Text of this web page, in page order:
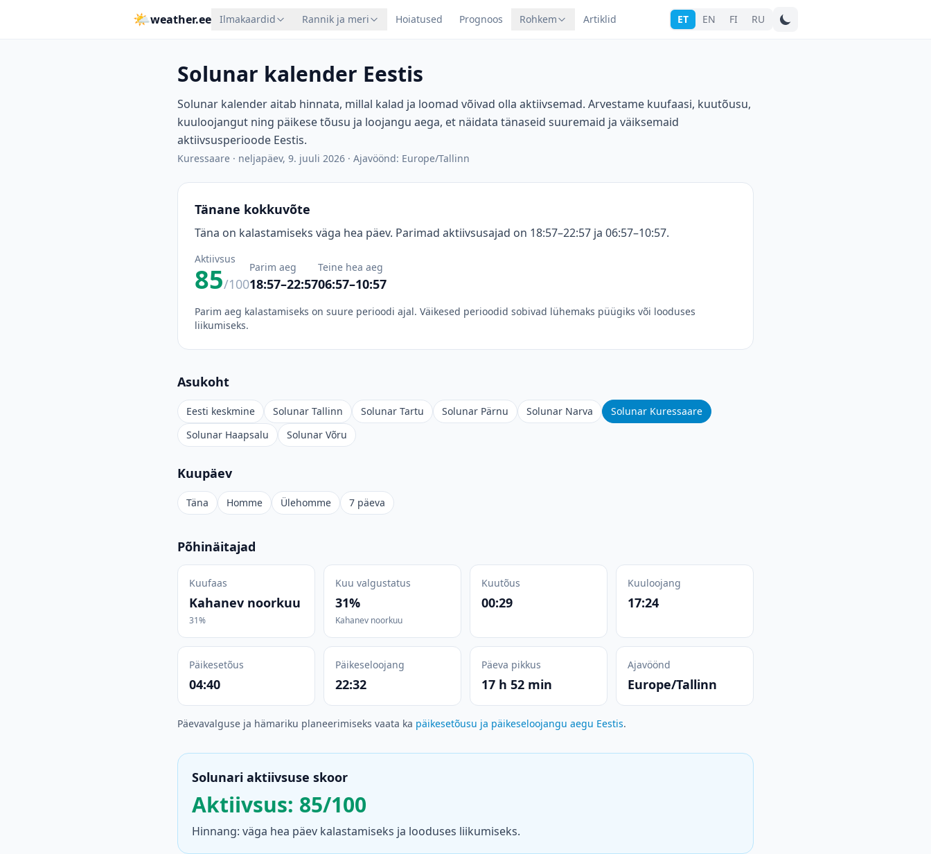
🌤weather.ee Ilmakaardid Rannik ja meri Hoiatused Prognoos Rohkem Artiklid Otsi linna
ET EN FI RU
Solunar kalender Eestis
Solunar kalender aitab hinnata, millal kalad ja loomad võivad olla aktiivsemad. Arvestame kuufaasi, kuutõusu,
kuuloojangut ning päikese tõusu ja loojangu aega, et näidata tänaseid suuremaid ja väiksemaid
aktiivsusperioode Eestis.
Kuressaare · neljapäev, 9. juuli 2026 · Ajavöönd: Europe/Tallinn
Tänane kokkuvõte
Täna on kalastamiseks väga hea päev. Parimad aktiivsusajad on 18:57–22:57 ja 06:57–10:57.
Aktiivsus
85/100
Parim aeg
18:57–22:57
Teine hea aeg
06:57–10:57
Parim aeg kalastamiseks on suure perioodi ajal. Väikesed perioodid sobivad lühemaks püügiks või looduses
liikumiseks.
Asukoht
Eesti keskmine Solunar Tallinn Solunar Tartu Solunar Pärnu Solunar Narva
Solunar Kuressaare
Solunar Haapsalu
Solunar Võru
Kuupäev
Täna Homme Ülehomme 7 päeva
Põhinäitajad
Kuufaas
Kahanev noorkuu
31%
Kuu valgustatus
31%
Kahanev noorkuu
Kuutõus
00:29
Kuuloojang
17:24
Päikesetõus
04:40
Päikeseloojang
22:32
Päeva pikkus
17 h 52 min
Ajavöönd
Europe/Tallinn
Päevavalguse ja hämariku planeerimiseks vaata ka päikesetõusu ja päikeseloojangu aegu Eestis.
Solunari aktiivsuse skoor
Aktiivsus: 85/100
Hinnang: väga hea päev kalastamiseks ja looduses liikumiseks.